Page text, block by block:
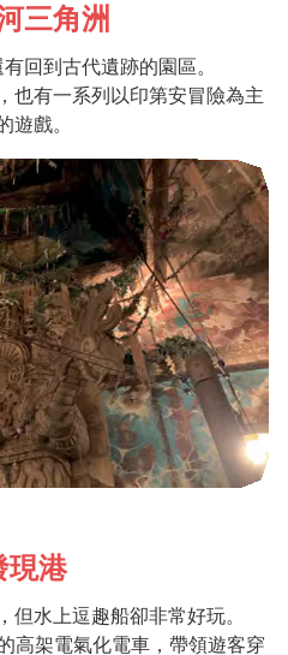
三角洲
回到古代遺跡的園區。
也有一系列以印第安冒險為主
遊戲。
現港
水上逗趣船卻非常好玩。
高架電氣化電車，帶領遊客穿